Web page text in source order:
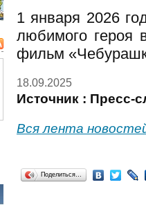
1 января 2026
любимого героя
фильм
18.09.2025
Источник : Пресс-
Вся лента
Поделиться…